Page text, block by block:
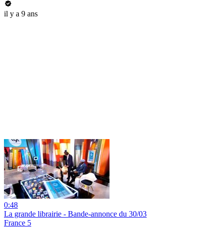
il y a 9 ans
0:48
La grande librairie - Bande-annonce du 30/03
France 5